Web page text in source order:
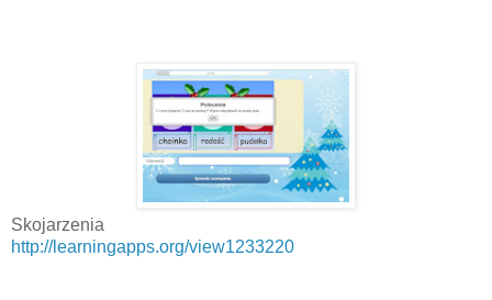
Skojarzenia
http://learningapps.org/view1233220